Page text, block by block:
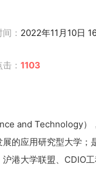
： 2022年11月10日
击：1103
and Technology）
的应用研究型大学
港大学联盟、CDIO